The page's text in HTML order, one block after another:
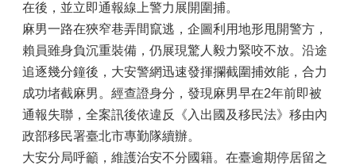
在後，並立即通報線上警力展開圍捕。
麻男一路在狹窄巷弄間竄逃，企圖利用地形甩開警方，
賴員雖身負沉重裝備，仍展現驚人毅力緊咬不放。沿途
追逐幾分鐘後，大安警網迅速發揮攔截圍捕效能，合力
成功堵截麻男。經查證身分，發現麻男早在2年前即被
通報失聯，全案訊後依違反《入出國及移民法》移由內
政部移民署臺北市專勤隊續辦。
大安分局呼籲，維護治安不分國籍。在臺逾期停居留之